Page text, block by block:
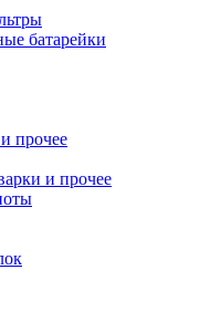
батарейки
прочее
и прочее